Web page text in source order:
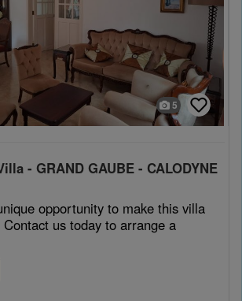
5
- GRAND GAUBE - CALODYNE
opportunity to make this villa
us today to arrange a